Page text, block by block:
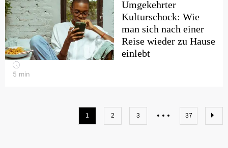
Umgekehrter
Kulturschock: Wie
man sich nach einer
Reise wieder zu Hause
einlebt
5 min
1 2 3 37